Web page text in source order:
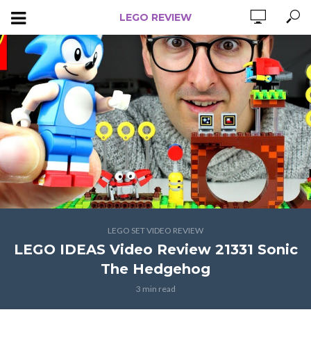
LEGO REVIEW
LEGO SET VIDEO REVIEW
LEGO IDEAS Video Review 21331 Sonic
The Hedgehog
3 min read